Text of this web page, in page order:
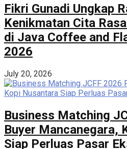
Fikri Gunadi Ungkap
Kenikmatan Cita
di Java Coffee and
2026
July 20, 2026
Business Matching
Buyer Mancanegara,
Siap Perluas Pasar